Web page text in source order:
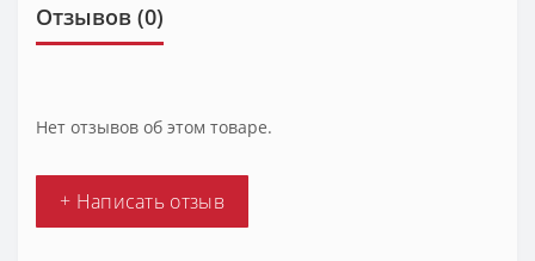
Отзывов (0)
Нет отзывов об этом товаре.
+ Написать отзыв